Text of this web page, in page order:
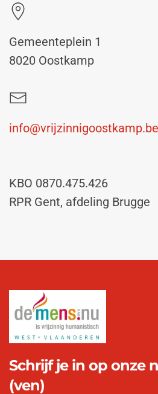
Gemeenteplein 1
8020 Oostkamp
info@vrijzinnigoostkamp.be
KBO 0870.475.426
RPR Gent, afdeling Brugge
Schrijf je in op onze
(ven)